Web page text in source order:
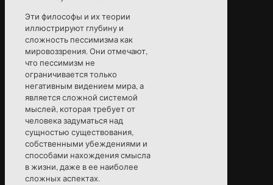
Эти философы и их теории
иллюстрируют глубину и
сложность пессимизма как
мировоззрения. Они отмечают,
что пессимизм не
ограничивается только
негативным видением мира, а
является сложной системой
мыслей, которая требует от
человека задуматься над
сущностью существования,
собственными убеждениями и
способами нахождения смысла
в жизни, даже в ее наиболее
сложных аспектах.